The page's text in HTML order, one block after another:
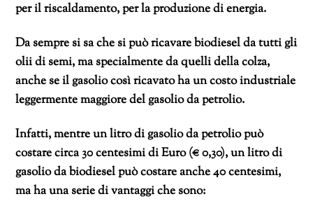
per il riscaldamento, per la produzione di energia.
Da sempre si sa che si può ricavare biodiesel da tutti gli
olii di semi, ma specialmente da quelli della colza,
anche se il gasolio così ricavato ha un costo industriale
leggermente maggiore del gasolio da petrolio.
Infatti, mentre un litro di gasolio da petrolio può
costare circa 30 centesimi di Euro (€ 0,30), un litro di
gasolio da biodiesel può costare anche 40 centesimi,
ma ha una serie di vantaggi che sono: